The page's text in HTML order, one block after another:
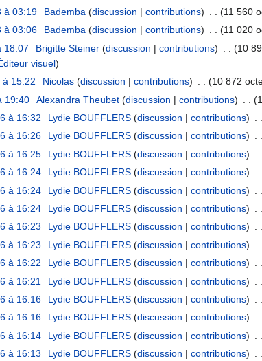
à 03:19 Bademba discussion contributions 11 560
à 03:06 Bademba discussion contributions 11 020
18:07 Brigitte Steiner discussion contributions 10
visuel
à 15:22 Nicolas discussion contributions 10 872
19:40 Alexandra Theubet discussion contributions
à 16:32 Lydie BOUFFLERS discussion contributions
à 16:26 Lydie BOUFFLERS discussion contributions
à 16:25 Lydie BOUFFLERS discussion contributions
à 16:24 Lydie BOUFFLERS discussion contributions
à 16:24 Lydie BOUFFLERS discussion contributions
à 16:24 Lydie BOUFFLERS discussion contributions
à 16:23 Lydie BOUFFLERS discussion contributions
à 16:23 Lydie BOUFFLERS discussion contributions
à 16:22 Lydie BOUFFLERS discussion contributions
à 16:21 Lydie BOUFFLERS discussion contributions
à 16:16 Lydie BOUFFLERS discussion contributions
à 16:16 Lydie BOUFFLERS discussion contributions
à 16:14 Lydie BOUFFLERS discussion contributions
à 16:13 Lydie BOUFFLERS discussion contributions